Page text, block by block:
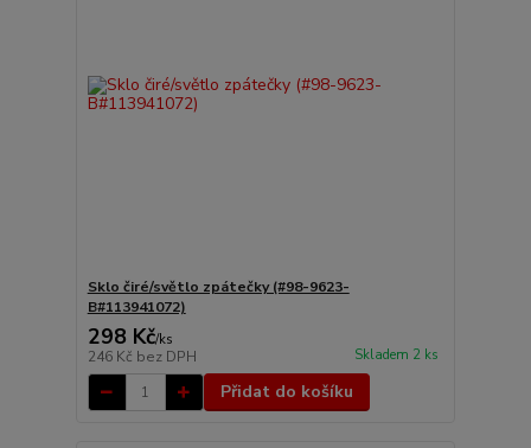
Sklo čiré/světlo zpátečky (#98-9623-
B#113941072)
298 Kč/ks
246 Kč bez DPH Skladem 2 ks
Přidat do košíku